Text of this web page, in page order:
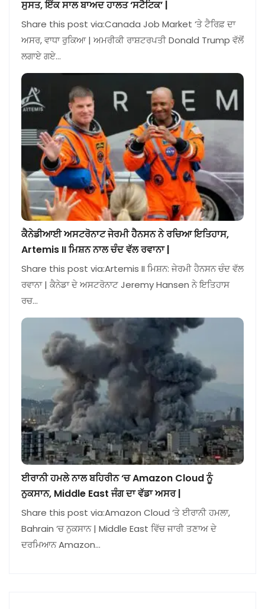
ਸੁਸਤ, ਇੱਕ ਸਾਲ ਬਾਅਦ ਹਾਲਤ ‘ਸਟੈਟਿਕ’ |
Share this post via:Canada Job Market ‘ਤੇ ਟੈਰਿਫ਼ ਦਾ
ਅਸਰ, ਵਾਧਾ ਰੁਕਿਆ | ਅਮਰੀਕੀ ਰਾਸ਼ਟਰਪਤੀ Donald Trump ਵੱਲੋਂ
ਲਗਾਏ ਗਏ…
ਕੈਨੇਡੀਆਈ ਅਸਟਰੋਨਾਟ ਜੇਰਮੀ ਹੈਨਸਨ ਨੇ ਰਚਿਆ ਇਤਿਹਾਸ,
Artemis II ਮਿਸ਼ਨ ਨਾਲ ਚੰਦ ਵੱਲ ਰਵਾਨਾ |
Share this post via:Artemis II ਮਿਸ਼ਨ: ਜੇਰਮੀ ਹੈਨਸਨ ਚੰਦ ਵੱਲ
ਰਵਾਨਾ | ਕੈਨੇਡਾ ਦੇ ਅਸਟਰੋਨਾਟ Jeremy Hansen ਨੇ ਇਤਿਹਾਸ
ਰਚ…
ਈਰਾਨੀ ਹਮਲੇ ਨਾਲ ਬਹਿਰੀਨ ‘ਚ Amazon Cloud ਨੂੰ
ਨੁਕਸਾਨ, Middle East ਜੰਗ ਦਾ ਵੱਡਾ ਅਸਰ |
Share this post via:Amazon Cloud ‘ਤੇ ਈਰਾਨੀ ਹਮਲਾ,
Bahrain ‘ਚ ਨੁਕਸਾਨ | Middle East ਵਿੱਚ ਜਾਰੀ ਤਣਾਅ ਦੇ
ਦਰਮਿਆਨ Amazon…